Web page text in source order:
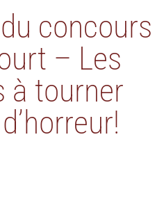
concours
– Les
à tourner